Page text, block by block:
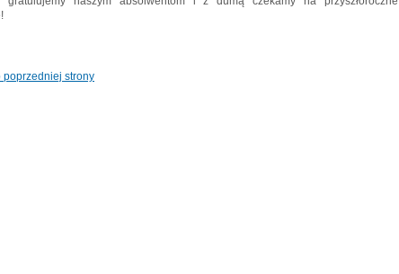
poprzedniej strony